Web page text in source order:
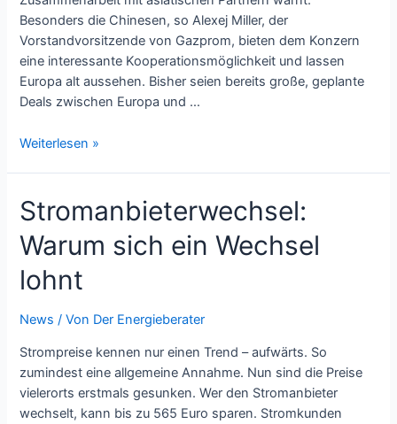
Besonders die Chinesen, so Alexej Miller, der
Vorstandvorsitzende von Gazprom, bieten dem Konzern
eine interessante Kooperationsmöglichkeit und lassen
Europa alt aussehen. Bisher seien bereits große, geplante
Deals zwischen Europa und …
Droht
eine
Erhöhung
der
durch
aus
China?
Weiterlesen »
Stromanbieterwechsel:
Warum sich ein Wechsel
lohnt
News / Von Der Energieberater
Strompreise kennen nur einen Trend – aufwärts. So
zumindest eine allgemeine Annahme. Nun sind die Preise
vielerorts erstmals gesunken. Wer den Stromanbieter
wechselt, kann bis zu 565 Euro sparen. Stromkunden